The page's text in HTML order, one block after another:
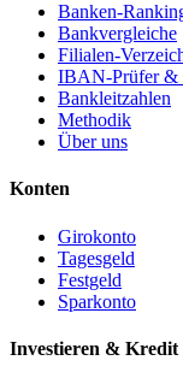
Banken-
Bankvergleiche
Filialen-
IBAN-Prüfer &
Bankleitzahlen
Methodik
Über uns
Konten
Girokonto
Tagesgeld
Festgeld
Sparkonto
Investieren & Kredit